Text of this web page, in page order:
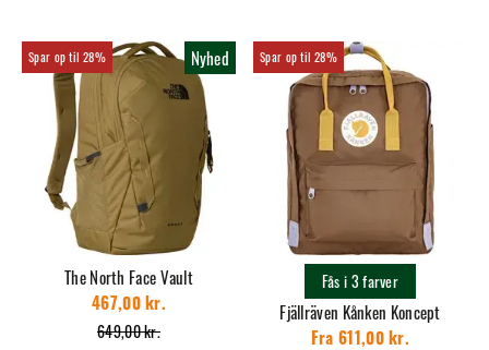
28% Nyhed
The North Face Vault
649,00 kr.
467,00 kr.
28%
Fjällräven Kånken Koncept
Fra 611,00 kr.
Fås i 3 farver